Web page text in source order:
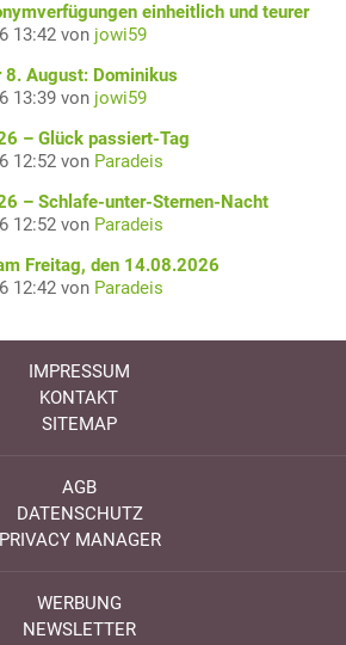
einheitlich und teurer
13:42 von jowi59
8. August: Dominikus
13:39 von jowi59
– Glück passiert-Tag
12:52 von Paradeis
– Schlafe-unter-Sternen-Nacht
12:52 von Paradeis
Freitag, den 14.08.2026
12:42 von Paradeis
IMPRESSUM
KONTAKT
SITEMAP
AGB
DATENSCHUTZ
PRIVACY MANAGER
WERBUNG
NEWSLETTER